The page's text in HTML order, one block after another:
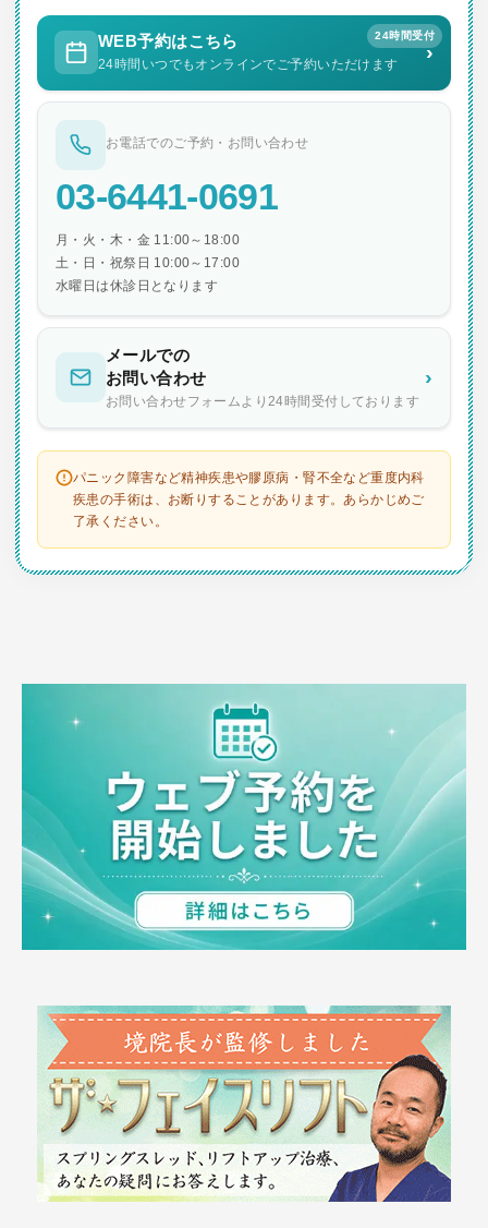
24時間受付
WEB予約はこちら
24時間いつでもオンラインでご予約いただけます ›
お電話でのご予約・お問い合わせ
03-6441-0691
月・火・木・金 11:00～18:00
土・日・祝祭日 10:00～17:00
水曜日は休診日となります
メールでの
お問い合わせ
お問い合わせフォームより24時間受付しております
›
パニック障害など精神疾患や膠原病・腎不全など重度内科
疾患の手術は、お断りすることがあります。あらかじめご
了承ください。